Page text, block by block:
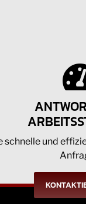
schnelle und